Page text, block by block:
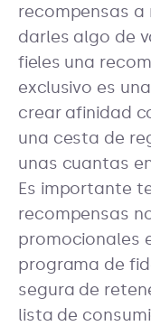
recompensas a
darles algo de
fieles una
exclusivo es
crear afinidad
una cesta de
unas cuantas
Es importante
recompensas
promocionales
programa de
segura de
lista de